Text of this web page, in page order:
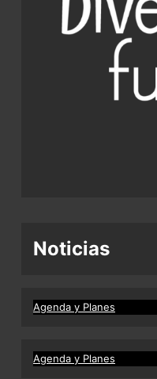
Noticias
Agenda y Planes
Agenda y Planes